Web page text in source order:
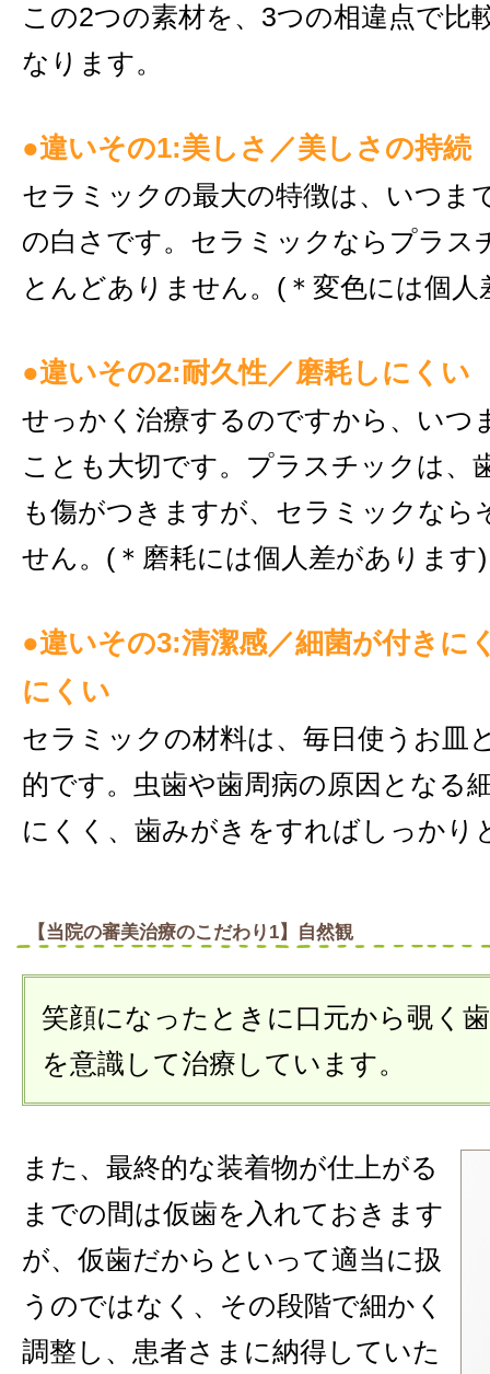
この2つの素材を、3つの相違点で比
なります。
●違いその1:美しさ／美しさの持続
セラミックの最大の特徴は、いつま
の白さです。セラミックならプラス
とんどありません。(＊変色には個
●違いその2:耐久性／磨耗しにくい
せっかく治療するのですから、いつ
ことも大切です。プラスチックは、
も傷がつきますが、セラミックなら
せん。(＊磨耗には個人差があります)
●違いその3:清潔感／細菌が付きに
にくい
セラミックの材料は、毎日使うお皿
的です。虫歯や歯周病の原因となる
にくく、歯みがきをすればしっかり
【当院の審美治療のこだわり1】自然観
笑顔になったときに口元から覗く
を意識して治療しています。
また、最終的な装着物が仕上がる
までの間は仮歯を入れておきます
が、仮歯だからといって適当に扱
うのではなく、その段階で細かく
調整し、患者さまに納得していた